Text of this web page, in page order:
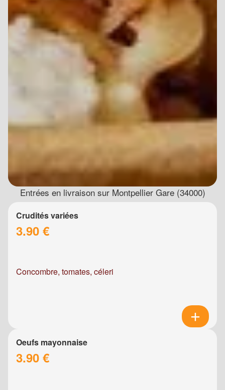
Entrées en livraison sur Montpellier Gare (34000)
Crudités variées
3.90 €
Concombre, tomates, céleri
Oeufs mayonnaise
3.90 €